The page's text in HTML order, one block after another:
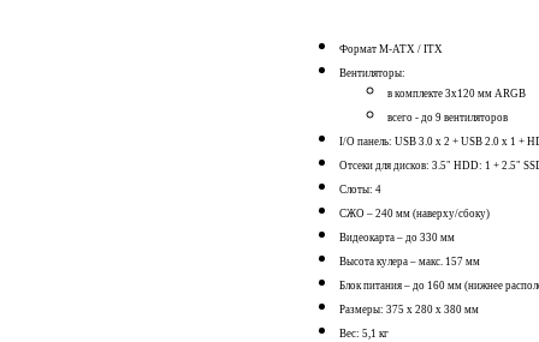
Формат M-ATX / ITX
Вентиляторы:
в комплекте 3x120 мм ARGB
всего - до 9 вентиляторов
I/O панель: USB 3.0 x 2 + USB 2.0 x 1 +
Отсеки для дисков: 3.5" HDD: 1 + 2.5"
Слоты: 4
СЖО – 240 мм (наверху/сбоку)
Видеокарта – до 330 мм
Высота кулера – макс. 157 мм
Блок питания – до 160 мм (нижнее
Размеры: 375 x 280 x 380 мм
Вес: 5,1 кг